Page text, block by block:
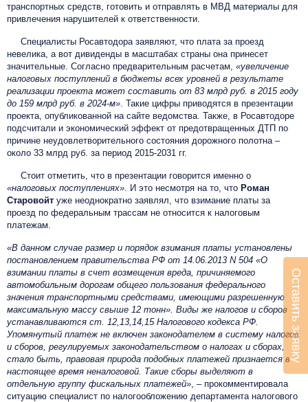
транспортных средств, готовить и отправлять в МВД материалы для
привлечения нарушителей к ответственности.
Специалисты Росавтодора заявляют, что плата за проезд
невелика, а вот дивиденды в масштабах страны она принесет
значительные. Согласно предварительным расчетам, «увеличение
налоговых поступлений в бюджеты всех уровней в результате
реализации проекта может составить от 83 млрд руб. в 2015 году
до 159 млрд руб. в 2024-м» . Такие цифры приводятся в презентации
проекта, опубликованной на сайте ведомства. Также, в Росавтодоре
подсчитали и экономический эффект от предотвращенных ДТП по
причине неудовлетворительного состояния дорожного полотна –
около 33 млрд руб. за период 2015-2031 гг.
Стоит отметить, что в презентации говорится именно о
«налоговых поступлениях» . И это несмотря на то, что Роман
Старовойт уже неоднократно заявлял, что взимание платы за
проезд по федеральным трассам не относится к налоговым
платежам.
«В данном случае размер и порядок взимания платы установлены
постановлением правительства РФ от 14.06.2013 N 504 «О
взимании платы в счет возмещения вреда, причиняемого
автомобильным дорогам общего пользования федерального
значения транспортными средствами, имеющими разрешенную
максимальную массу свыше 12 тонн». Виды же налогов и сборов
устанавливаются ст. 12,13,14,15 Налогового кодекса РФ.
Упомянутый платеж не включен законодателем в систему налогов
и сборов, регулируемых законодательством о налогах и сборах,
стало быть, правовая природа подобных платежей признается в
настоящее время неналоговой. Такие сборы выделяют в
отдельную группу фискальных платежей» , – прокомментировала
ситуацию специалист по налогообложению департамента налогового
Оставить заявку